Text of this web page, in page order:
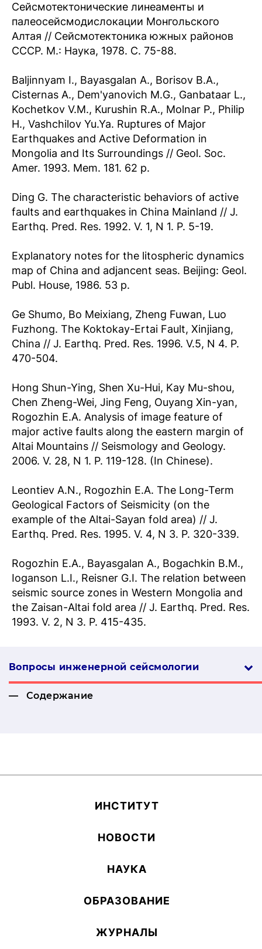
Сейсмотектонические линеаменты и
палеосейсмодислокации Монгольского
Алтая // Сейсмотектоника южных районов
СССР. М.: Наука, 1978. С. 75-88.
Baljinnyam I., Bayasgalan A., Borisov B.A.,
Cisternas A., Dem'yanovich M.G., Ganbataar L.,
Kochetkov V.M., Kurushin R.A., Molnar P., Philip
H., Vashchilov Yu.Ya. Ruptures of Major
Earthquakes and Active Deformation in
Mongolia and Its Surroundings // Geol. Soc.
Amer. 1993. Mem. 181. 62 p.
Ding G. The characteristic behaviors of active
faults and earthquakes in China Mainland // J.
Earthq. Pred. Res. 1992. V. 1, N 1. P. 5-19.
Explanatory notes for the litospheric dynamics
map of China and adjancent seas. Beijing: Geol.
Publ. House, 1986. 53 p.
Ge Shumo, Bo Meixiang, Zheng Fuwan, Luo
Fuzhong. The Koktokay-Ertai Fault, Xinjiang,
China // J. Earthq. Pred. Res. 1996. V.5, N 4. P.
470-504.
Hong Shun-Ying, Shen Xu-Hui, Kay Mu-shou,
Chen Zheng-Wei, Jing Feng, Ouyang Xin-yan,
Rogozhin E.A. Analysis of image feature of
major active faults along the eastern margin of
Altai Mountains // Seismology and Geology.
2006. V. 28, N 1. P. 119-128. (In Chinese).
Leontiev A.N., Rogozhin E.A. The Long-Term
Geological Factors of Seismicity (on the
example of the Altai-Sayan fold area) // J.
Earthq. Pred. Res. 1995. V. 4, N 3. P. 320-339.
Rogozhin E.A., Bayasgalan A., Bogachkin B.M.,
Ioganson L.I., Reisner G.I. The relation between
seismic source zones in Western Mongolia and
the Zaisan-Altai fold area // J. Earthq. Pred. Res.
1993. V. 2, N 3. P. 415-435.
Вопросы инженерной сей­смо­логии
Содержание
ИН­СТИ­ТУТ
НОВОСТИ
НАУКА
ОБ­РА­ЗОВА­НИЕ
ЖУРНАЛЫ